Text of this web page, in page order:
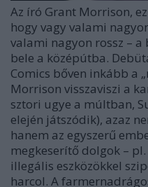
Az író Grant Morrison,
hogy vagy valami
valami nagyon rossz –
bele a középútba.
Comics bőven inkább a
Morrison visszaviszi a
sztori ugye a múltban,
elején játszódik), azaz
hanem az egyszerű
megkeserítő dolgok –
illegális eszközökkel
harcol. A